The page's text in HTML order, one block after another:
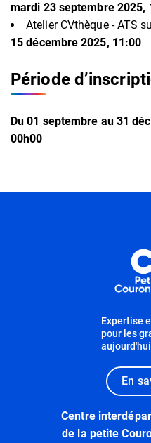
mardi 23 septembre 2025,
Atelier CVthèque - ATS
15 décembre 2025, 11:00
Période
Du01 septembre au 31
00h00
Expertise
pour les
En
Centre
de la petite